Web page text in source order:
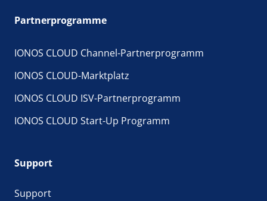
Partnerprogramme
IONOS CLOUD Channel-Partnerprogramm
IONOS CLOUD-Marktplatz
IONOS CLOUD ISV-Partnerprogramm
IONOS CLOUD Start-Up Programm
Support
Support